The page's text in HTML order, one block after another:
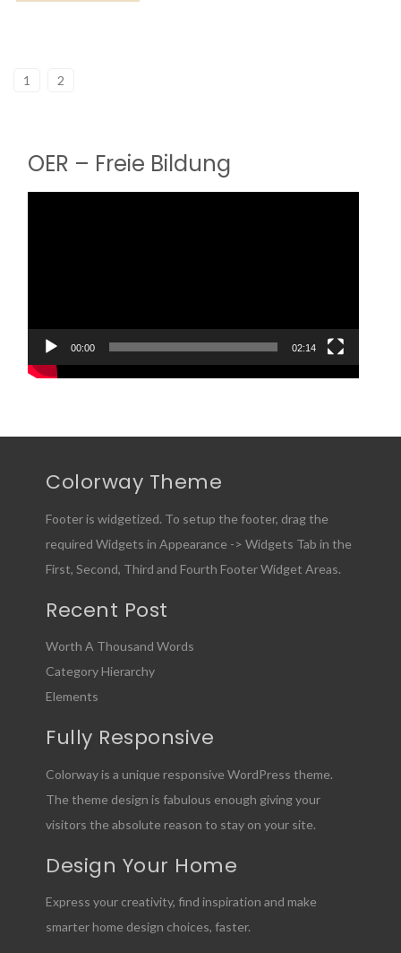
1 2
OER – Freie Bildung
00:00 02:14
Colorway Theme
Footer is widgetized. To setup the footer, drag the
required Widgets in Appearance -> Widgets Tab in the
First, Second, Third and Fourth Footer Widget Areas.
Recent Post
Worth A Thousand Words
Category Hierarchy
Elements
Fully Responsive
Colorway is a unique responsive WordPress theme.
The theme design is fabulous enough giving your
visitors the absolute reason to stay on your site.
Design Your Home
Express your creativity, find inspiration and make
smarter home design choices, faster.